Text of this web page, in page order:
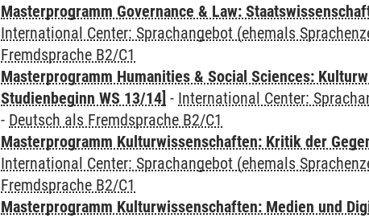
Masterprogramm Governance & Law:
International Center: Sprachangebot (ehemals
Fremdsprache B2/C1
Masterprogramm Humanities & Social Sciences:
Studienbeginn WS 13/14] - International Center:
- Deutsch als Fremdsprache B2/C1
Masterprogramm Kulturwissenschaften: Kritik der
International Center: Sprachangebot (ehemals
Fremdsprache B2/C1
Masterprogramm Kulturwissenschaften: Medien und